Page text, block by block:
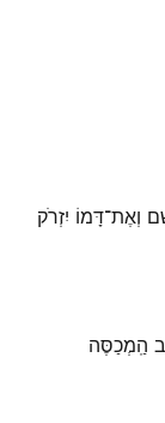
יִזְרֹק
הַֽמְכַסֶּה